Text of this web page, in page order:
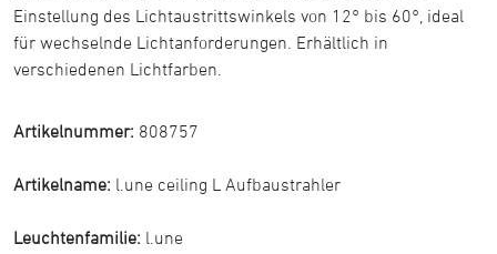
Einstellung des Lichtaustrittswinkels von 12° bis 60°, ideal
für wechselnde Lichtanforderungen. Erhältlich in
verschiedenen Lichtfarben.
Artikelnummer: 808757
Artikelname: l.une ceiling L Aufbaustrahler
Leuchtenfamilie: l.une